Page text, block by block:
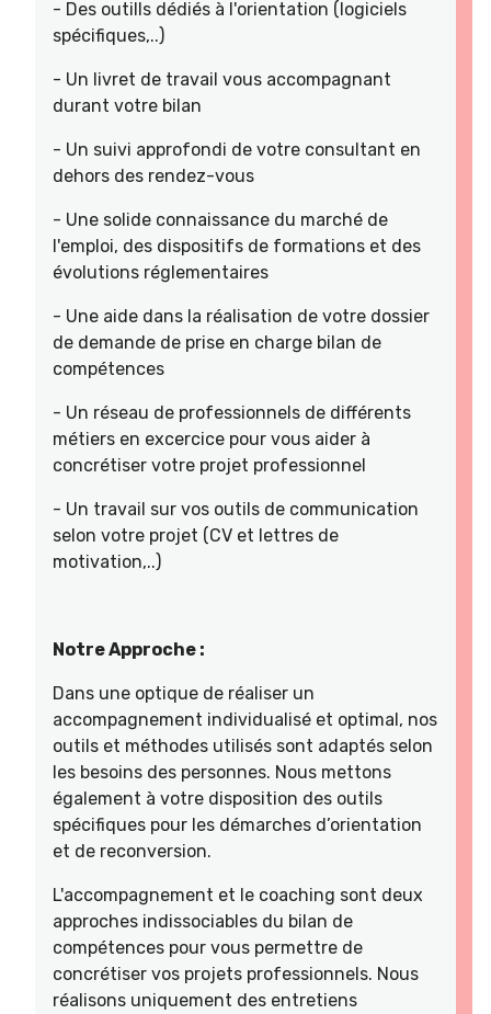
- Des outills dédiés à l'orientation (logiciels
spécifiques,..)
- Un livret de travail vous accompagnant
durant votre bilan
- Un suivi approfondi de votre consultant en
dehors des rendez-vous
- Une solide connaissance du marché de
l'emploi, des dispositifs de formations et des
évolutions réglementaires
- Une aide dans la réalisation de votre dossier
de demande de prise en charge bilan de
compétences
- Un réseau de professionnels de différents
métiers en excercice pour vous aider à
concrétiser votre projet professionnel
- Un travail sur vos outils de communication
selon votre projet (CV et lettres de
motivation,..)
Notre Approche :
Dans une optique de réaliser un
accompagnement individualisé et optimal, nos
outils et méthodes utilisés sont adaptés selon
les besoins des personnes. Nous mettons
également à votre disposition des outils
spécifiques pour les démarches d’orientation
et de reconversion.
L'accompagnement et le coaching sont deux
approches indissociables du bilan de
compétences pour vous permettre de
concrétiser vos projets professionnels. Nous
réalisons uniquement des entretiens